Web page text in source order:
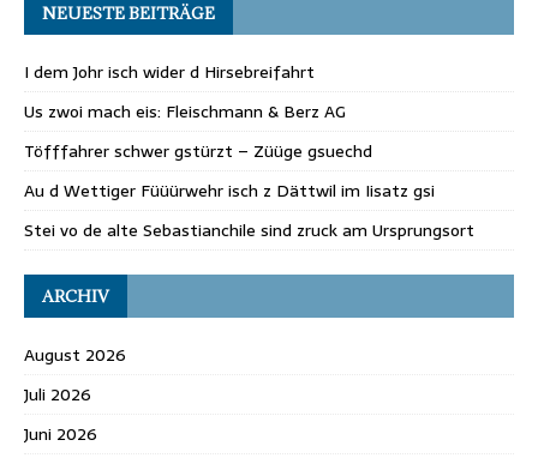
NEUESTE BEITRÄGE
I dem Johr isch wider d Hirsebreifahrt
Us zwoi mach eis: Fleischmann & Berz AG
Töfffahrer schwer gstürzt – Züüge gsuechd
Au d Wettiger Füüürwehr isch z Dättwil im Iisatz gsi
Stei vo de alte Sebastianchile sind zruck am Ursprungsort
ARCHIV
August 2026
Juli 2026
Juni 2026